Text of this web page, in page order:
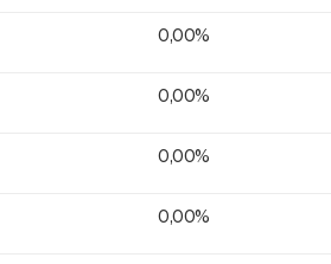
0,00%
0,00%
0,00%
0,00%